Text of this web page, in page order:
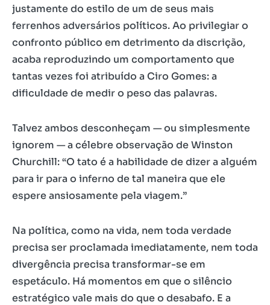
justamente do estilo de um de seus mais
ferrenhos adversários políticos. Ao privilegiar o
confronto público em detrimento da discrição,
acaba reproduzindo um comportamento que
tantas vezes foi atribuído a Ciro Gomes: a
dificuldade de medir o peso das palavras.
Talvez ambos desconheçam — ou simplesmente
ignorem — a célebre observação de Winston
Churchill: “O tato é a habilidade de dizer a alguém
para ir para o inferno de tal maneira que ele
espere ansiosamente pela viagem.”
Na política, como na vida, nem toda verdade
precisa ser proclamada imediatamente, nem toda
divergência precisa transformar-se em
espetáculo. Há momentos em que o silêncio
estratégico vale mais do que o desabafo. E a